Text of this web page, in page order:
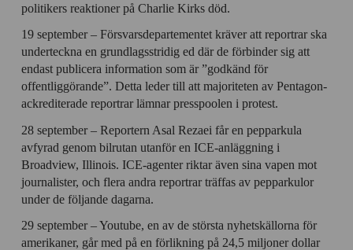
politikers reaktioner på Charlie Kirks död.
19 september – Försvarsdepartementet kräver att reportrar ska
underteckna en grundlagsstridig ed där de förbinder sig att
endast publicera information som är ”godkänd för
offentliggörande”. Detta leder till att majoriteten av Pentagon-
ackrediterade reportrar lämnar presspoolen i protest.
28 september – Reportern Asal Rezaei får en pepparkula
avfyrad genom bilrutan utanför en ICE-anläggning i
Broadview, Illinois. ICE-agenter riktar även sina vapen mot
journalister, och flera andra reportrar träffas av pepparkulor
under de följande dagarna.
29 september – Youtube, en av de största nyhetskällorna för
amerikaner, går med på en förlikning på 24,5 miljoner dollar